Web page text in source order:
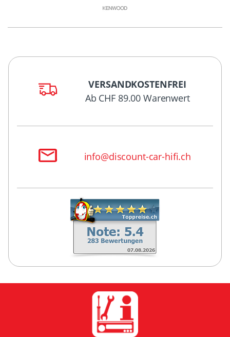
VERSANDKOSTENFREI
Ab CHF 89.00 Warenwert
info@discount-car-hifi.ch